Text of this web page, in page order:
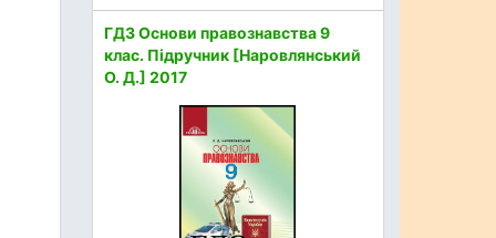
ГДЗ Основи правознавства 9
клас. Підручник [Наровлянський
О. Д.] 2017